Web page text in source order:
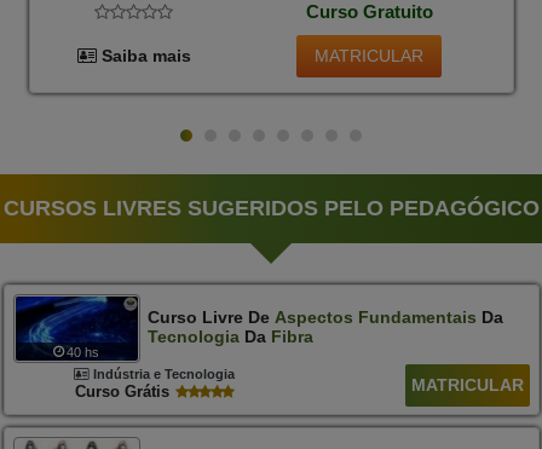
Curso Gratuito
Saiba mais MATRICULAR
CURSOS LIVRES SUGERIDOS PELO PEDAGÓGICO
40 hs
Curso Livre De Aspectos Fundamentais Da
TecnologiaDa Fibra
Indústria e Tecnologia
Curso Grátis MATRICULAR